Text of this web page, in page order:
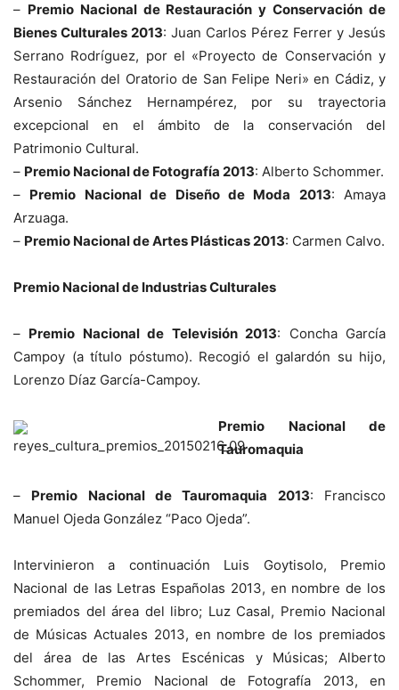
– Premio Nacional de Restauración y Conservación de
Bienes Culturales 2013: Juan Carlos Pérez Ferrer y Jesús
Serrano Rodríguez, por el «Proyecto de Conservación y
Restauración del Oratorio de San Felipe Neri» en Cádiz, y
Arsenio Sánchez Hernampérez, por su trayectoria
excepcional en el ámbito de la conservación del
Patrimonio Cultural.
– Premio Nacional de Fotografía 2013: Alberto Schommer.
– Premio Nacional de Diseño de Moda 2013: Amaya
Arzuaga.
– Premio Nacional de Artes Plásticas 2013: Carmen Calvo.
Premio Nacional de Industrias Culturales
– Premio Nacional de Televisión 2013: Concha García
Campoy (a título póstumo). Recogió el galardón su hijo,
Lorenzo Díaz García-Campoy.
Premio Nacional de
Tauromaquia
– Premio Nacional de Tauromaquia 2013: Francisco
Manuel Ojeda González “Paco Ojeda”.
Intervinieron a continuación Luis Goytisolo, Premio
Nacional de las Letras Españolas 2013, en nombre de los
premiados del área del libro; Luz Casal, Premio Nacional
de Músicas Actuales 2013, en nombre de los premiados
del área de las Artes Escénicas y Músicas; Alberto
Schommer, Premio Nacional de Fotografía 2013, en